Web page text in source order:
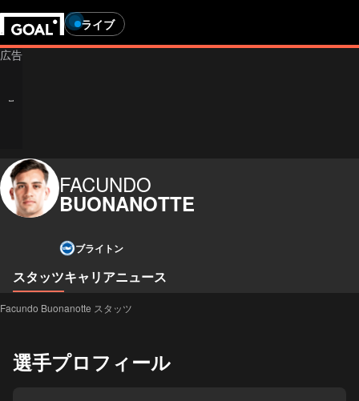
ライブ
FACUNDO
BUONANOTTE
ブライトン
スタッツキャリアニュース
Facundo Buonanotte スタッツ
選手プロフィール